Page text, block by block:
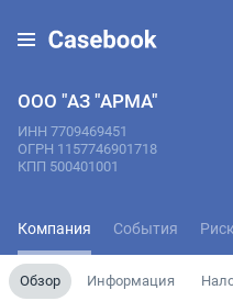
ООО "АЗ "АРМА"
ИНН 7709469451
ОГРН 1157746901718
КПП 500401001
Компания События
Обзор Информация